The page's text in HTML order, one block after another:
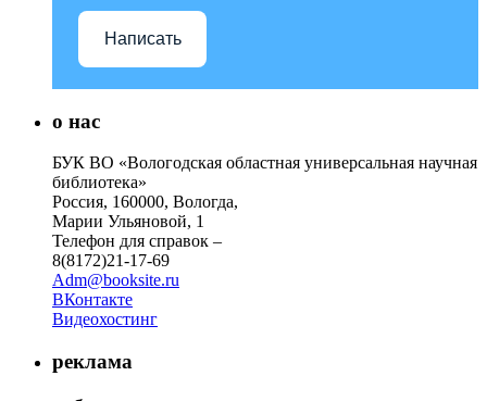
Написать
о нас
БУК ВО «Вологодская областная универсальная научная
библиотека»
Россия, 160000, Вологда,
Марии Ульяновой, 1
Телефон для справок –
8(8172)21-17-69
Adm@booksite.ru
ВКонтакте
Видеохостинг
реклама